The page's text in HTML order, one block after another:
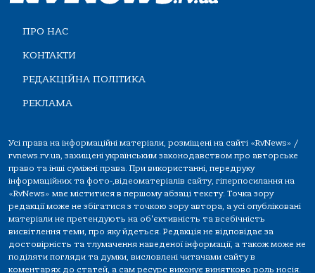
ПРО НАС
КОНТАКТИ
РЕДАКЦІЙНА ПОЛІТИКА
РЕКЛАМА
Усі права на інформаційні матеріали, розміщені на сайті «RvNews» /
rvnews.rv.ua, захищені українським законодавством про авторське
право та інші суміжні права. При використанні, передруку
інформаційних та фото-,відеоматеріалів сайту, гіперпосилання на
«RvNews» має міститися в першому абзаці тексту. Точка зору
редакції може не збігатися з точкою зору автора, а усі опубліковані
матеріали не претендують на об'єктивність та всебічність
висвітлення теми, про яку йдеться. Редакція не відповідає за
достовірність та тлумачення наведеної інформації, а також може не
поділяти погляди та думки, висловлені читачами сайту в
коментарях до статей, а сам ресурс виконує винятково роль носія.